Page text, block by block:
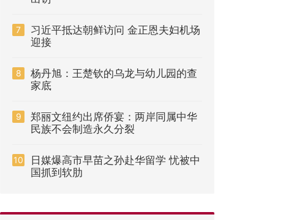
7
习近平抵达朝鲜访问 金正恩夫妇机场
迎接
8
杨丹旭：王楚钦的乌龙与幼儿园的查
家底
9
郑丽文纽约出席侨宴：两岸同属中华
民族不会制造永久分裂
10
日媒爆高市早苗之孙赴华留学 忧被中
国抓到软肋